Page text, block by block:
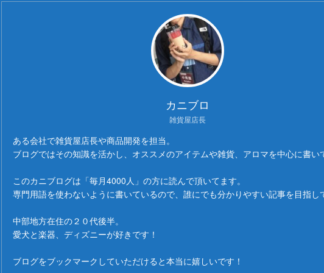
カニブロ
雑貨屋店長
ある会社で雑貨屋店長や商品開発を担当。
ブログではその知識を活かし、オススメのアイテムや雑貨、アロマを中心に書い
このカニブログは「毎月4000人」の方に読んで頂いてます。
専門用語を使わないように書いているので、誰にでも分かりやすい記事を目指し
中部地方在住の２０代後半。
愛犬と楽器、ディズニーが好きです！
ブログをブックマークしていただけると本当に嬉しいです！